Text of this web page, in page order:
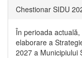
Chestionar SIDU
În perioada
elaborare a
2027 a Municipiului